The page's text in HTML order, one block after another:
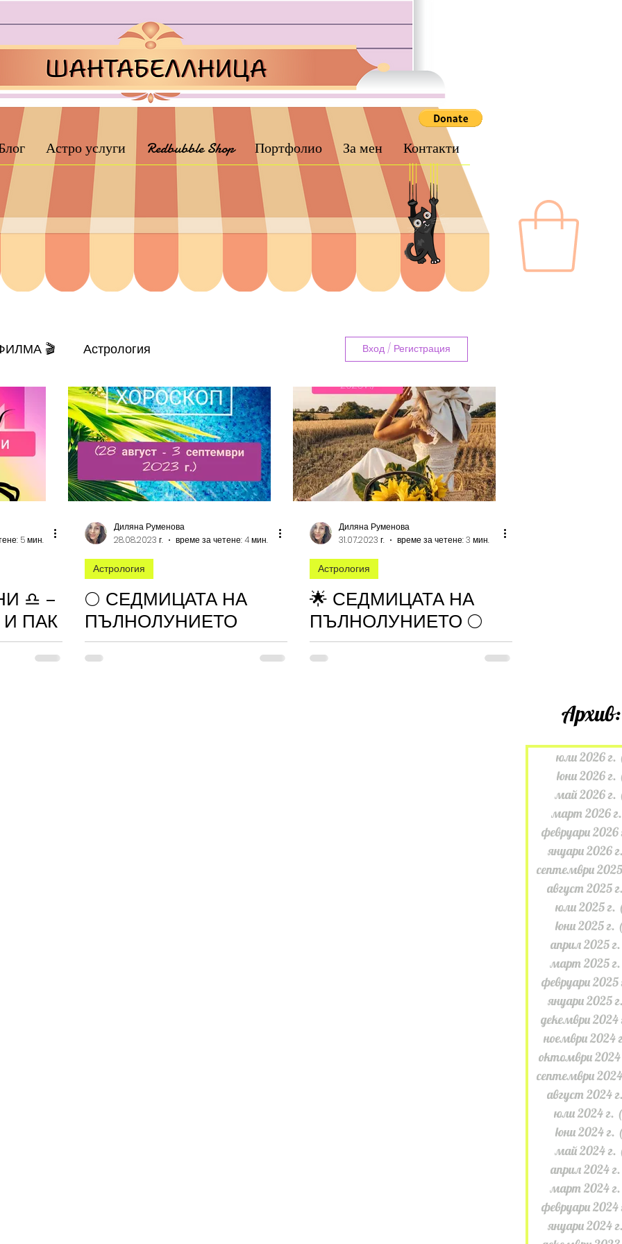
Астро услуги Redbubble Shop Портфолио За мен Контакти
🎬 Астрология
Кино Шантабеллско
Вход / Регистрация
5 мин.
♎ –
ПАК
Диляна Руменова
28.08.2023 г.
време за четене: 4 мин.
Астрология
🌕 СЕДМИЦАТА НА
ПЪЛНОЛУНИЕТО
♑➡♒➡♓➡♈➡♉
Диляна Руменова
31.07.2023 г.
време за четене: 3 мин.
Астрология
🌟 СЕДМИЦАТА НА
ПЪЛНОЛУНИЕТО 🌕
9°♒
Архив:
юли 2026 г.
юни 2026 г.
май 2026 г.
март 2026 г.
февруари 2026
януари 2026
септември
август 2025
юли 2025 г.
юни 2025 г.
април 2025 г.
март 2025 г.
февруари 2025
януари 2025
декември 2024
ноември 2024
октомври 2024
септември
август 2024
юли 2024 г.
юни 2024 г.
май 2024 г.
април 2024 г.
март 2024 г.
февруари 2024
януари 2024